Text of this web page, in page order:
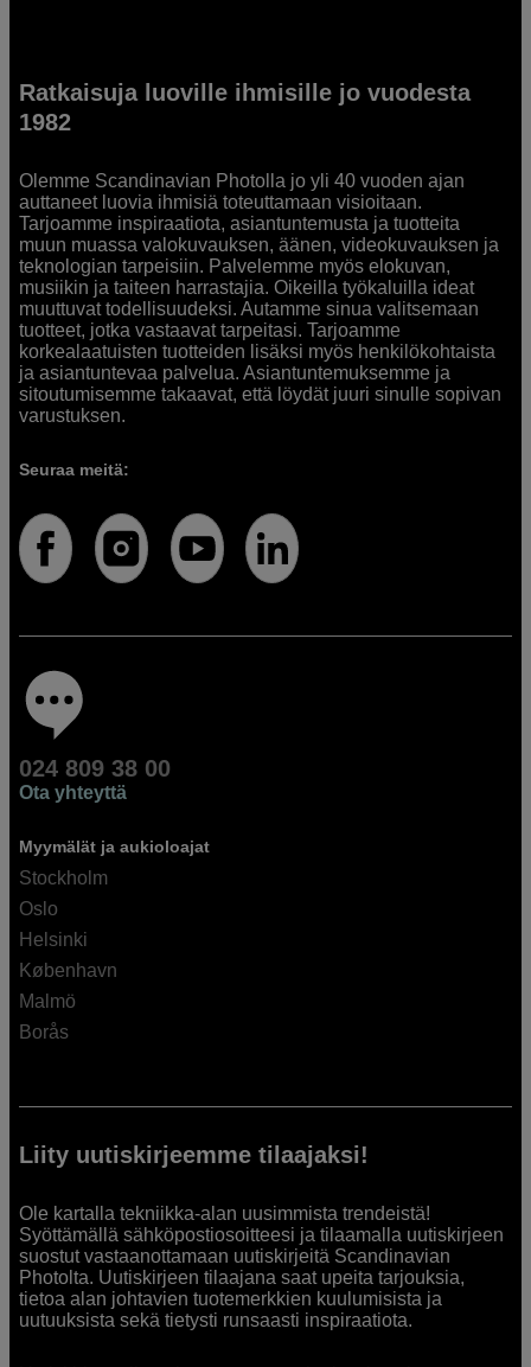
Ratkaisuja luoville ihmisille jo vuodesta
1982
Olemme Scandinavian Photolla jo yli 40 vuoden ajan
auttaneet luovia ihmisiä toteuttamaan visioitaan.
Tarjoamme inspiraatiota, asiantuntemusta ja tuotteita
muun muassa valokuvauksen, äänen, videokuvauksen ja
teknologian tarpeisiin. Palvelemme myös elokuvan,
musiikin ja taiteen harrastajia. Oikeilla työkaluilla ideat
muuttuvat todellisuudeksi. Autamme sinua valitsemaan
tuotteet, jotka vastaavat tarpeitasi. Tarjoamme
korkealaatuisten tuotteiden lisäksi myös henkilökohtaista
ja asiantuntevaa palvelua. Asiantuntemuksemme ja
sitoutumisemme takaavat, että löydät juuri sinulle sopivan
varustuksen.
Seuraa meitä:
024 809 38 00
Ota yhteyttä
Myymälät ja aukioloajat
Stockholm
Oslo
Helsinki
København
Malmö
Borås
Liity uutiskirjeemme tilaajaksi!
Ole kartalla tekniikka-alan uusimmista trendeistä!
Syöttämällä sähköpostiosoitteesi ja tilaamalla uutiskirjeen
suostut vastaanottamaan uutiskirjeitä Scandinavian
Photolta. Uutiskirjeen tilaajana saat upeita tarjouksia,
tietoa alan johtavien tuotemerkkien kuulumisista ja
uutuuksista sekä tietysti runsaasti inspiraatiota.